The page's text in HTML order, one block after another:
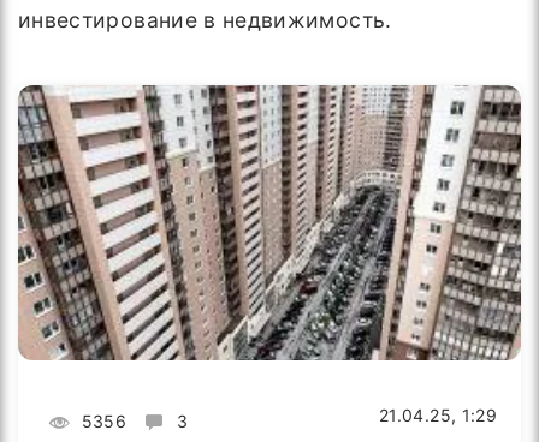
инвестирование в недвижимость.
5356 3 21.04.25, 1:29